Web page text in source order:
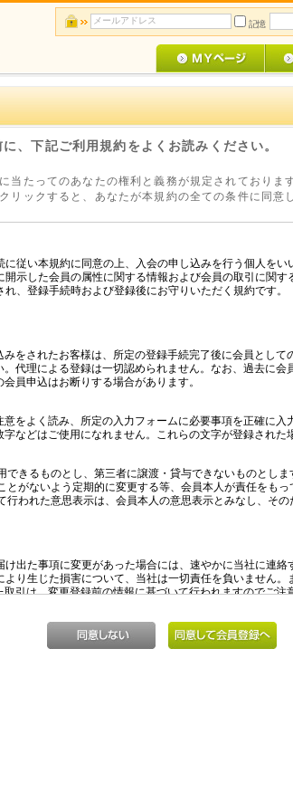
記憶
、下記ご利用規約をよくお読みください。
当たってのあなたの権利と義務が規定されております
リックすると、あなたが本規約の全ての条件に同意